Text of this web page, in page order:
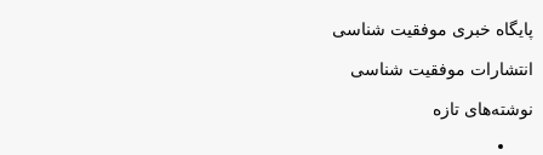
پایگاه خبری موفقیت شناسی
انتشارات موفقیت شناسی
نوشته‌های تازه